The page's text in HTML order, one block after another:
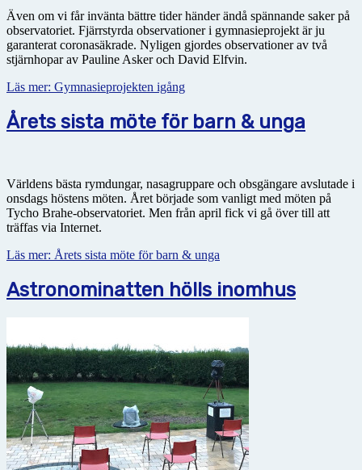
Även om vi får invänta bättre tider händer ändå spännande saker på
observatoriet. Fjärrstyrda observationer i gymnasieprojekt är ju
garanterat coronasäkrade. Nyligen gjordes observationer av två
stjärnhopar av Pauline Asker och David Elfvin.
Läs mer: Gymnasieprojekten igång
Årets sista möte för barn & unga
Världens bästa rymdungar, nasagruppare och obsgängare avslutade i
onsdags höstens möten. Året började som vanligt med möten på
Tycho Brahe-observatoriet. Men från april fick vi gå över till att
träffas via Internet.
Läs mer: Årets sista möte för barn & unga
Astronominatten hölls inomhus